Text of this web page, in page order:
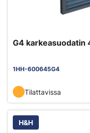
G4 karkeasuodatin
1HH-600645G4
Tilattavissa
H&H